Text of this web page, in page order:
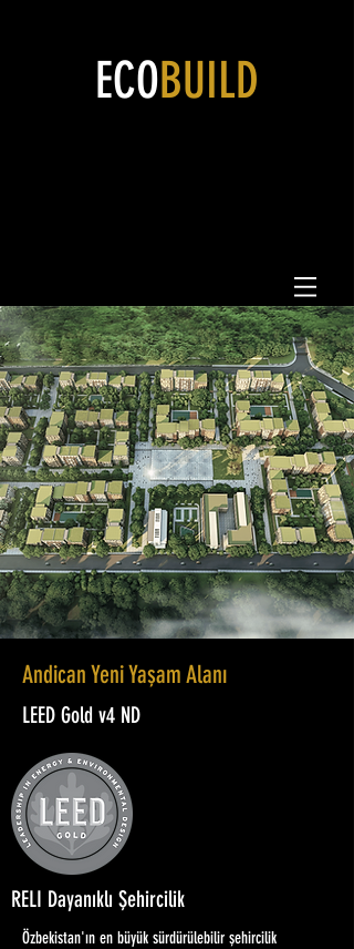
ECOBUILD
Andican Yeni Yaşam Alanı
LEED Gold v4 ND
RELI Dayanıklı Şehircilik
Özbekistan'ın en büyük sürdürülebilir şehircilik